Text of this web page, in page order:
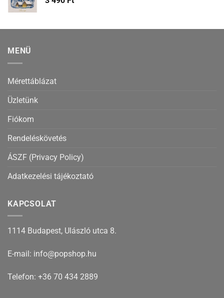
MENÜ
Mérettáblázat
Üzletünk
Fiókom
Rendeléskövetés
ÁSZF (Privacy Policy)
Adatkezelési tájékoztató
KAPCSOLAT
1114 Budapest, Ulászló utca 8.
E-mail: info@popshop.hu
Telefon: +36 70 434 2889